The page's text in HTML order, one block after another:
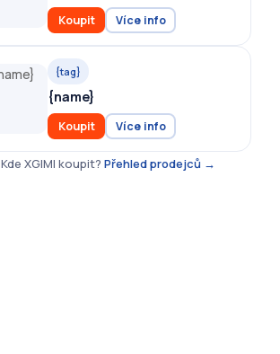
Koupit Více info
{tag}
{name}
Koupit Více info
Kde XGIMI koupit? Přehled prodejců →